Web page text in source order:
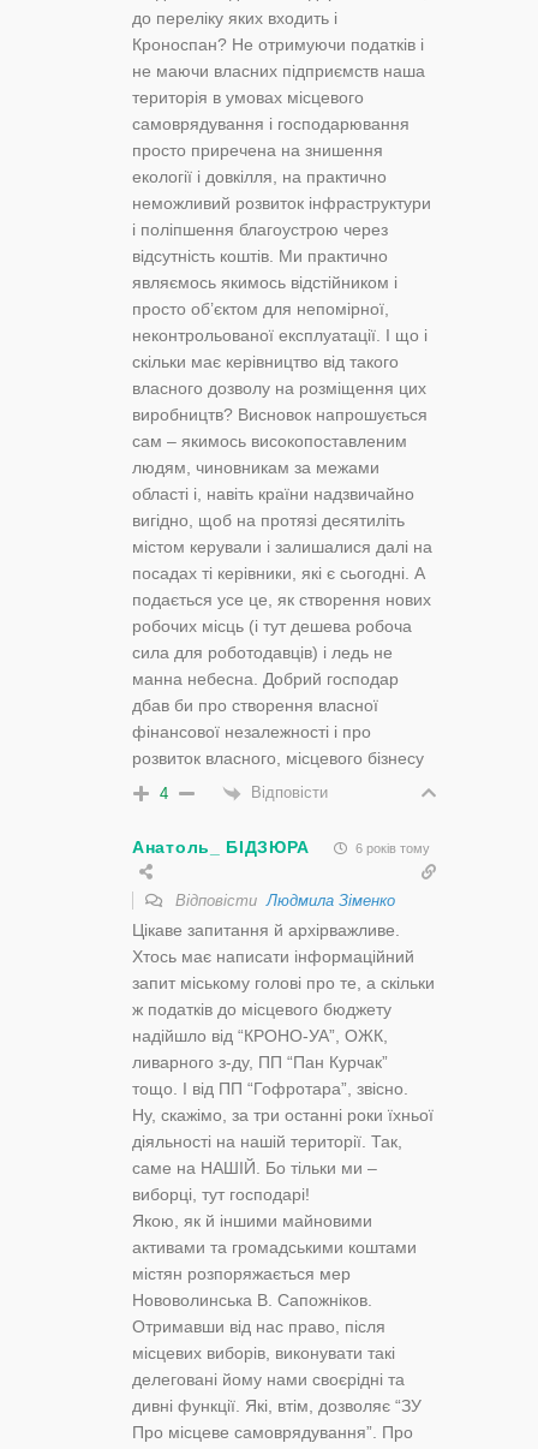
до переліку яких входить і
Кроноспан? Не отримуючи податків і
не маючи власних підприємств наша
територія в умовах місцевого
самоврядування і господарювання
просто приречена на знишення
екології і довкілля, на практично
неможливий розвиток інфраструктури
і поліпшення благоустрою через
відсутність коштів. Ми практично
являємось якимось відстійником і
просто об’єктом для непомірної,
неконтрольованої експлуатації. І що і
скільки має керівництво від такого
власного дозволу на розміщення цих
виробництв? Висновок напрошується
сам – якимось високопоставленим
людям, чиновникам за межами
області і, навіть країни надзвичайно
вигідно, щоб на протязі десятиліть
містом керували і залишалися далі на
посадах ті керівники, які є сьогодні. А
подається усе це, як створення нових
робочих місць (і тут дешева робоча
сила для роботодавців) і ледь не
манна небесна. Добрий господар
дбав би про створення власної
фінансової незалежності і про
розвиток власного, місцевого бізнесу
4 Відповісти
Анатоль_ БІДЗЮРА 6 років тому
Відповісти Людмила Зіменко
Цікаве запитання й архірважливе.
Хтось має написати інформаційний
запит міському голові про те, а скільки
ж податків до місцевого бюджету
надійшло від “КРОНО-УА”, ОЖК,
ливарного з-ду, ПП “Пан Курчак”
тощо. І від ПП “Гофротара”, звісно.
Ну, скажімо, за три останні роки їхньої
діяльності на нашій території. Так,
саме на НАШІЙ. Бо тільки ми –
виборці, тут господарі!
Якою, як й іншими майновими
активами та громадськими коштами
містян розпоряжається мер
Нововолинська В. Сапожніков.
Отримавши від нас право, після
місцевих виборів, виконувати такі
делеговані йому нами своєрідні та
дивні функції. Які, втім, дозволяє “ЗУ
Про місцеве самоврядування”. Про